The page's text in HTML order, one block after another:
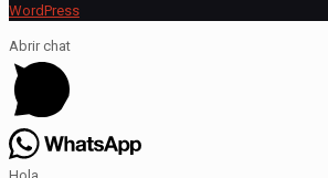
WordPress
Abrir chat